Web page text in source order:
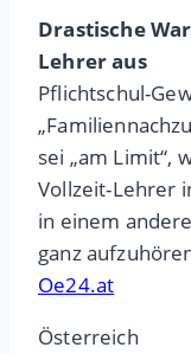
Drastische
Lehrer aus
Pflichtschul-
sei „am Limit“,
Vollzeit-Lehrer
in einem
ganz
Oe24.at
Österreich